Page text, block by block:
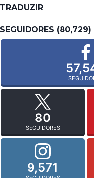
TRADUZIR
SEGUIDORES (80,729)
80
SEGUIDORES
9,571